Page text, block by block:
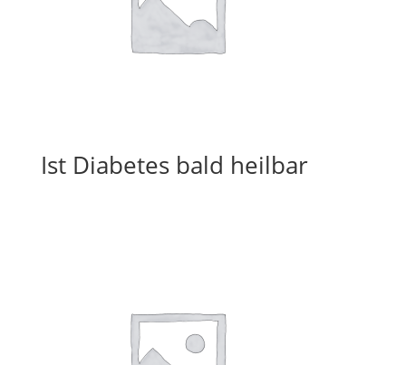
Ist Diabetes bald heilbar